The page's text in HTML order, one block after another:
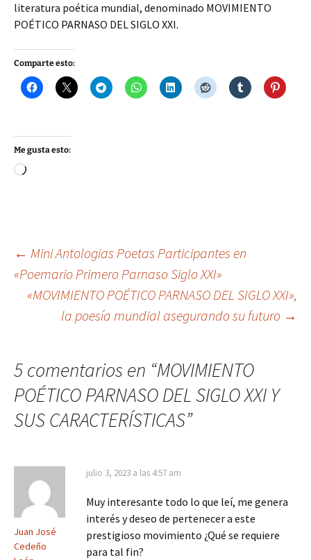
literatura poética mundial, denominado MOVIMIENTO
POÉTICO PARNASO DEL SIGLO XXI.
Comparte esto:
Me gusta esto:
Cargando...
Navegación
de
← Mini Antologias Poetas Participantes en
«Poemario Primero Parnaso Siglo XXI»
«MOVIMIENTO POÉTICO PARNASO DEL SIGLO XXI»,
la poesía mundial asegurando su futuro →
5 comentarios en “MOVIMIENTO
POÉTICO PARNASO DEL SIGLO XXI Y
SUS CARACTERÍSTICAS”
Juan José
Cedeño
julio 3, 2023 a las 4:57 am
Muy interesante todo lo que leí, me genera
interés y deseo de pertenecer a este
prestigioso movimiento ¿Qué se requiere
para tal fin?